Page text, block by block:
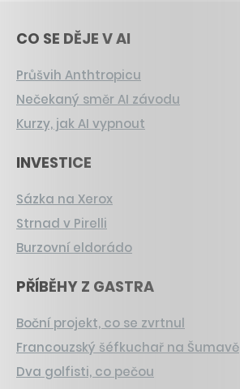
CO SE DĚJE V AI
Průšvih Anthtropicu
Nečekaný směr AI závodu
Kurzy, jak AI vypnout
INVESTICE
Sázka na Xerox
Strnad v Pirelli
Burzovní eldorádo
PŘÍBĚHY Z GASTRA
Boční projekt, co se zvrtnul
Francouzský šéfkuchař na Šumavě
Dva golfisti, co pečou